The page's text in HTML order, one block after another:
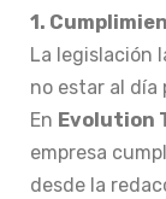
1.
La legislación
no estar al día
En Evolution
empresa
desde la